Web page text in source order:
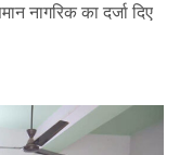
नागरिक का दर्जा दिए